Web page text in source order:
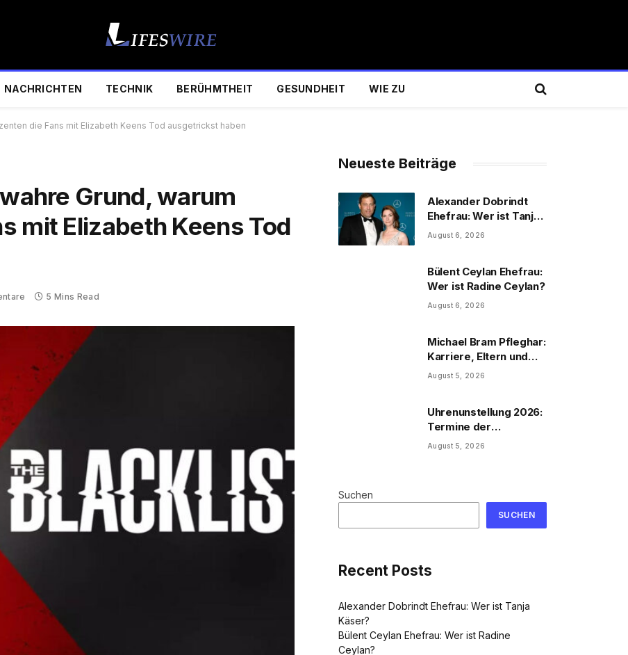
NACHRICHTEN TECHNIK BERÜHMTHEIT GESUNDHEIT WIE ZU
die Fans mit Elizabeth Keens Tod ausgetrickst haben
Grund, warum
mit Elizabeth Keens Tod
5 Mins Read
Neueste Beiträge
Alexander Dobrindt
Ehefrau: Wer ist Tanja
Käser?
August 6, 2026
Bülent Ceylan Ehefrau:
Wer ist Radine Ceylan?
August 6, 2026
Michael Bram Pfleghar:
Karriere, Eltern und
Filme
August 5, 2026
Uhrenunstellung 2026:
Termine der
Uhrenumstellung
August 5, 2026
Suchen
SUCHEN
Recent Posts
Alexander Dobrindt Ehefrau: Wer ist Tanja
Käser?
Bülent Ceylan Ehefrau: Wer ist Radine
Ceylan?